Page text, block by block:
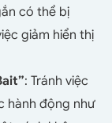
có thể bị
giảm hiển thị
: Tránh việc
hành động như